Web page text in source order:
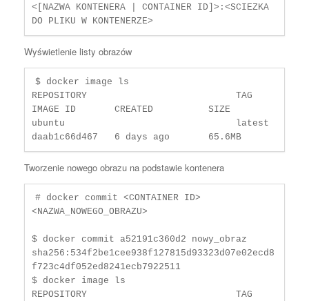
<[NAZWA KONTENERA | CONTAINER ID]>:<SCIEZKA
DO PLIKU W KONTENERZE>
Wyświetlenie listy obrazów
$ docker image ls
REPOSITORY                           TAG
IMAGE ID       CREATED          SIZE
ubuntu                               latest
daab1c66d467   6 days ago       65.6MB
Tworzenie nowego obrazu na podstawie kontenera
# docker commit <CONTAINER ID>
<NAZWA_NOWEGO_OBRAZU>
$ docker commit a52191c360d2 nowy_obraz
sha256:534f2be1cee938f127815d93323d07e02ecd8
f723c4df052ed8241ecb7922511
$ docker image ls
REPOSITORY                           TAG